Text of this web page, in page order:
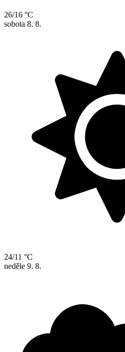
26/16 °C
sobota 8. 8.
24/11 °C
neděle 9. 8.